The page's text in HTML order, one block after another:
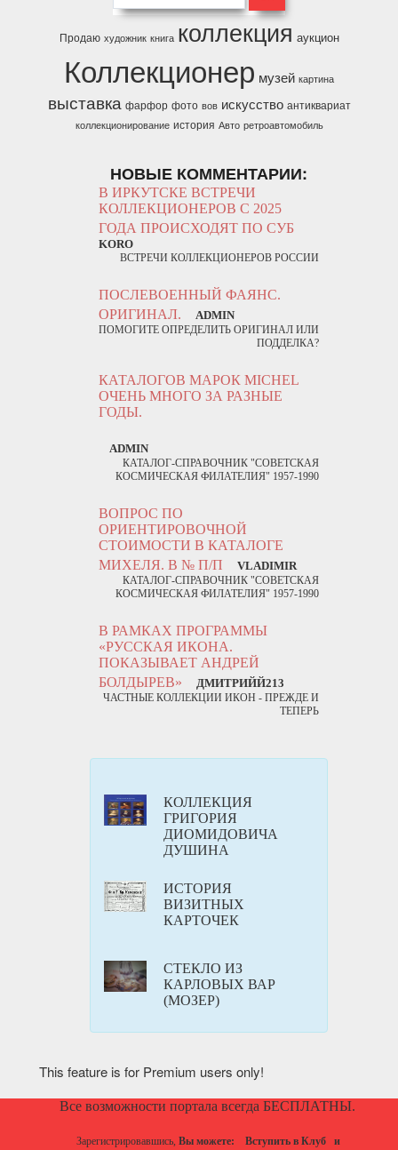
Продаю художник книга коллекция аукцион
Коллекционер музей картина
выставка фарфор фото вов искусство антиквариат
коллекционирование история Авто ретроавтомобиль
НОВЫЕ КОММЕНТАРИИ:
В ИРКУТСКЕ ВСТРЕЧИ
КОЛЛЕКЦИОНЕРОВ С 2025
ГОДА ПРОИСХОДЯТ ПО СУБ
KORO
ВСТРЕЧИ КОЛЛЕКЦИОНЕРОВ РОССИИ
ПОСЛЕВОЕННЫЙ ФАЯНС.
ОРИГИНАЛ.
ADMIN
ПОМОГИТЕ ОПРЕДЕЛИТЬ ОРИГИНАЛ ИЛИ
ПОДДЕЛКА?
КАТАЛОГОВ МАРОК MICHEL
ОЧЕНЬ МНОГО ЗА РАЗНЫЕ
ГОДЫ.
ADMIN
КАТАЛОГ-СПРАВОЧНИК "СОВЕТСКАЯ
КОСМИЧЕСКАЯ ФИЛАТЕЛИЯ" 1957-1990
ВОПРОС ПО
ОРИЕНТИРОВОЧНОЙ
СТОИМОСТИ В КАТАЛОГЕ
МИХЕЛЯ. В № П/П
VLADIMIR
КАТАЛОГ-СПРАВОЧНИК "СОВЕТСКАЯ
КОСМИЧЕСКАЯ ФИЛАТЕЛИЯ" 1957-1990
В РАМКАХ ПРОГРАММЫ
«РУССКАЯ ИКОНА.
ПОКАЗЫВАЕТ АНДРЕЙ
БОЛДЫРЕВ»
ДМИТРИЙЙ213
ЧАСТНЫЕ КОЛЛЕКЦИИ ИКОН - ПРЕЖДЕ И
ТЕПЕРЬ
КОЛЛЕКЦИЯ
ГРИГОРИЯ
ДИОМИДОВИЧА
ДУШИНА
ИСТОРИЯ
ВИЗИТНЫХ
КАРТОЧЕК
СТЕКЛО ИЗ
КАРЛОВЫХ ВАР
(МОЗЕР)
This feature is for Premium users only!
Все возможности портала всегда БЕСПЛАТНЫ.
Зарегистрировавшись, Вы можете: Вступить в Клуб
и